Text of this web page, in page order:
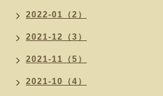
2022-01（2）
2021-12（3）
2021-11（5）
2021-10（4）